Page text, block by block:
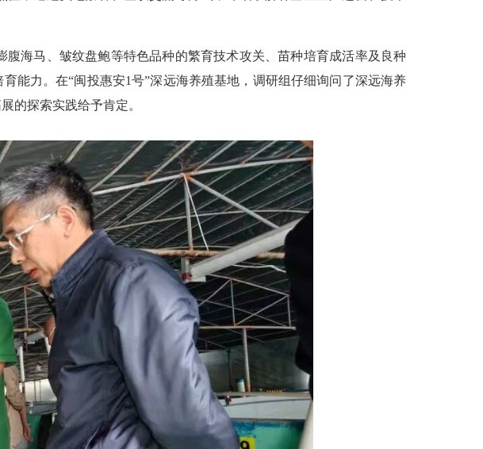
海马、皱纹盘鲍等特色品种的繁育技术攻关、苗种培育成活率及良种
能力。在“闽投惠安1号”深远海养殖基地，调研组仔细询问了深远海养
的探索实践给予肯定。